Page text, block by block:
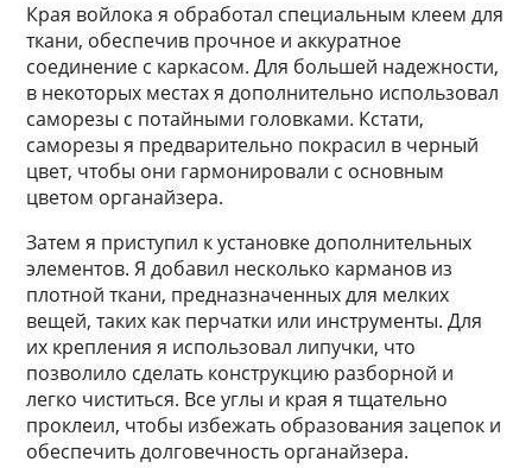
Края войлока я обработал специальным клеем для
ткани, обеспечив прочное и аккуратное
соединение с каркасом. Для большей надежности,
в некоторых местах я дополнительно использовал
саморезы с потайными головками. Кстати,
саморезы я предварительно покрасил в черный
цвет, чтобы они гармонировали с основным
цветом органайзера.
Затем я приступил к установке дополнительных
элементов. Я добавил несколько карманов из
плотной ткани, предназначенных для мелких
вещей, таких как перчатки или инструменты. Для
их крепления я использовал липучки, что
позволило сделать конструкцию разборной и
легко чиститься. Все углы и края я тщательно
проклеил, чтобы избежать образования зацепок и
обеспечить долговечность органайзера.